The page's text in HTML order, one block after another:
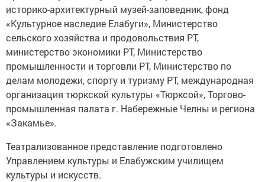
историко-архитектурный музей-заповедник, фонд
«Культурное наследие Елабуги», Министерство
сельского хозяйства и продовольствия РТ,
министерство экономики РТ, Министерство
промышленности и торговли РТ, Министерство по
делам молодежи, спорту и туризму РТ, международная
организация тюркской культуры «Тюрксой», Торгово-
промышленная палата г. Набережные Челны и региона
«Закамье».
Театрализованное представление подготовлено
Управлением культуры и Елабужским училищем
культуры и искусств.